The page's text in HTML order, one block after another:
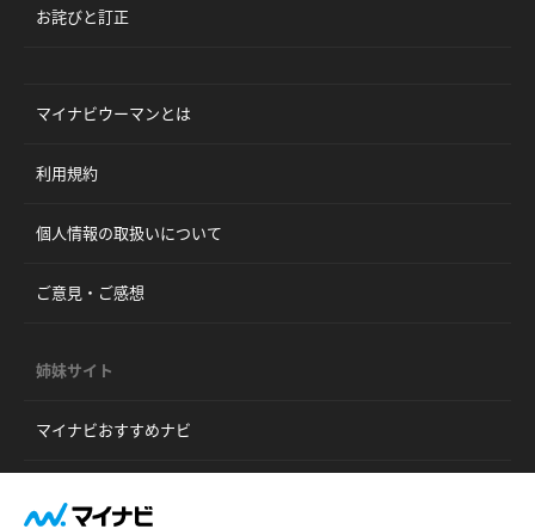
お詫びと訂正
マイナビウーマンとは
利用規約
個人情報の取扱いについて
ご意見・ご感想
姉妹サイト
マイナビおすすめナビ